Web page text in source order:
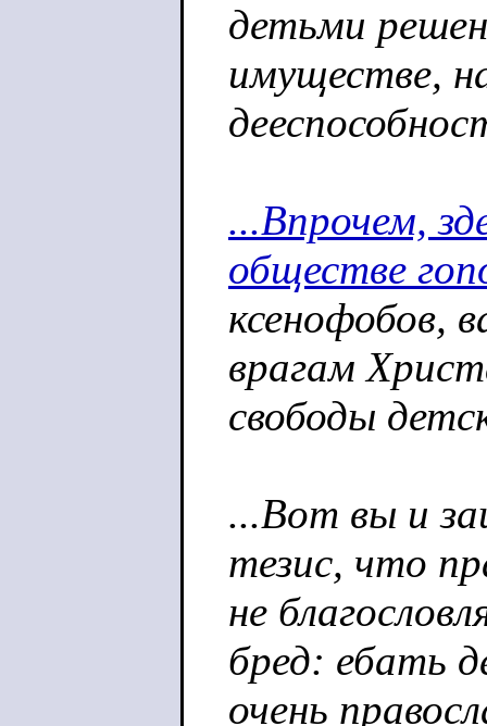
детьми
имуществе,
...Впрочем,
обществе
ксенофобов,
врагам
свободы
...Вот вы и
тезис, что
не
бред: ебать
очень